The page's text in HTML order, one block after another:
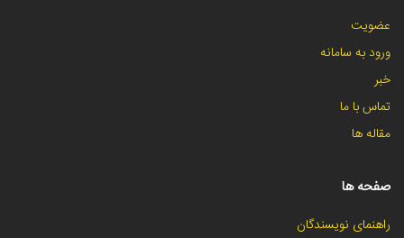
عضویت
ورود به سامانه
خبر
تماس با ما
مقاله ها
صفحه ها
راهنمای نویسندگان